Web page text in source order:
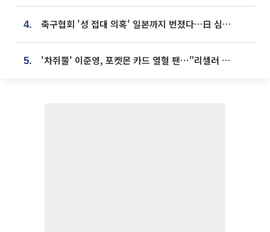
4. 축구협회 '성 접대 의혹' 일본까지 번졌다…日 심판 실명 공개
5. '차쥐뿔' 이준영, 포켓몬 카드 열혈 팬⋯"리셀러 처단할 것"